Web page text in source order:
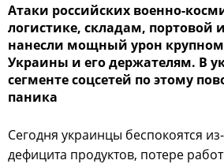
Атаки российских военно-
логистике, складам, портовой
нанесли мощный урон
Украины и его держателям. В
сегменте соцсетей по этому
паника
Сегодня украинцы беспокоятся
дефицита продуктов, потере